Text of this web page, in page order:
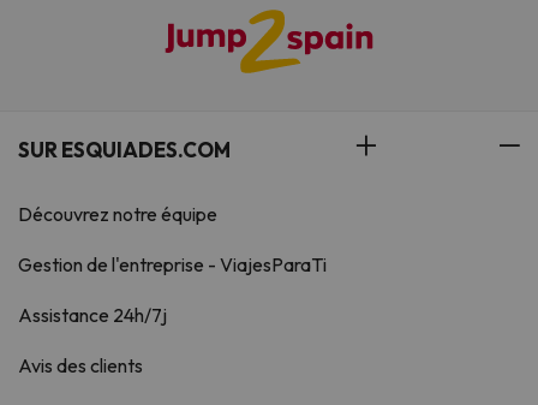
SUR ESQUIADES.COM
Découvrez notre équipe
Gestion de l'entreprise - ViajesParaTi
Assistance 24h/7j
Avis des clients